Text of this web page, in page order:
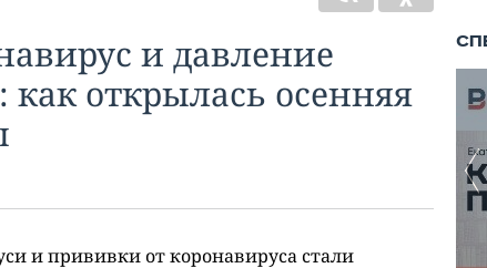
и давление
открылась осенняя
и прививки от коронавируса стали